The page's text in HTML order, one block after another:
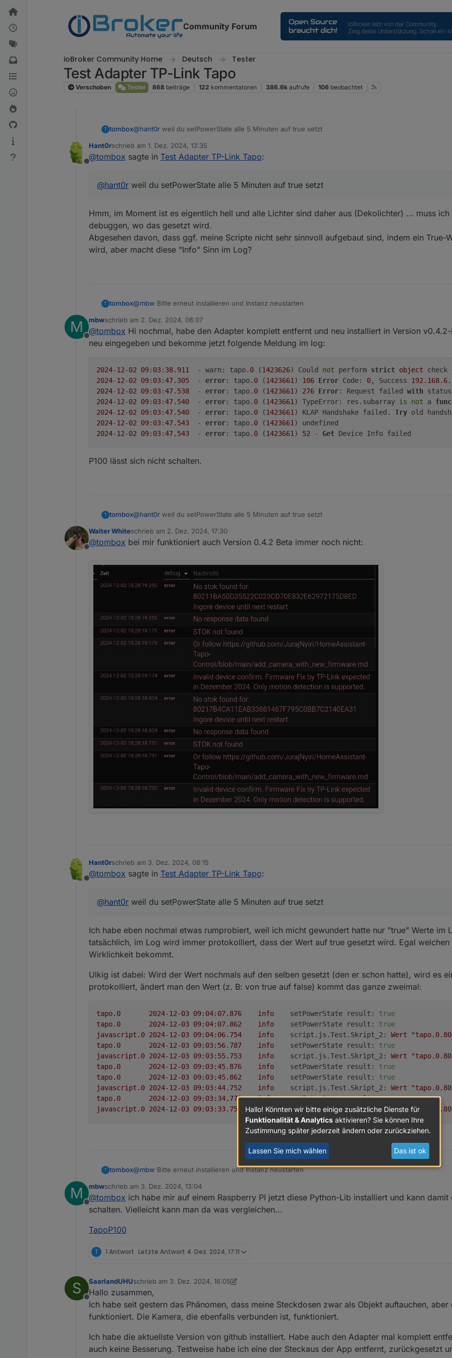
Weiter zum Inhalt
Community Forum
ioBroker Community Home Deutsch Tester
Test Adapter TP-Link Tapo
Verschoben Tester 868 beiträge 122 kommentatoren 386.6k aufrufe 106 beobachtet
T tombox@hant0r weil du setPowerState alle 5 Minuten auf true setzt
Offline
Hant0rschrieb am 1. Dez. 2024, 13:35
zuletzt editiert von
@tombox sagte in Test Adapter TP-Link Tapo:
@hant0r weil du setPowerState alle 5 Minuten auf true setzt
Hmm, im Moment ist es eigentlich hell und alle Lichter sind daher aus (Dekolichter) ... muss
debuggen, wo das gesetzt wird.
Abgesehen davon, dass ggf. meine Scripte nicht sehr sinnvoll aufgebaut sind, indem ein True-
wird, aber macht diese "Info" Sinn im Log?
T tombox@mbw Bitte erneut installieren und Instanz neustarten
M
Offline
mbwschrieb am 2. Dez. 2024, 08:07
zuletzt editiert von
@tombox Hi nochmal, habe den Adapter komplett entfernt und neu installiert in Version
neu eingegeben und bekomme jetzt folgende Meldung im log:
2024-12-02 09: 03: 38.911
  - warn: tapo.
0 (1423626) Could not perform strict object check
2024-12-02 09: 03:47.305
  -
error: tapo. 0 (1423661 ) 106 Error Code: 0, Success 192.168.
2024-12-02 09: 03:47.538
  -
error: tapo. 0 (1423661 ) 276 Error: Request failed with
2024-12-02 09: 03:47.540
  -
error: tapo. 0 (1423661 ) TypeError: res.subarray is not a
2024-12-02 09: 03:47.540
  -
error: tapo. 0 (1423661 ) KLAP Handshake failed. Try
2024-12-02 09: 03:47.543
  -
error: tapo. 0 (1423661
2024-12-02 09: 03:47.543
  -
error: tapo. 0 (1423661 ) 52 - Get
P100 lässt sich nicht schalten.
T tombox@hant0r weil du setPowerState alle 5 Minuten auf true setzt
Offline
Walter Whiteschrieb am 2. Dez. 2024, 17:30
zuletzt editiert von
@tombox bei mir funktioniert auch Version 0.4.2 Beta immer noch nicht:
Offline
Hant0rschrieb am 3. Dez. 2024, 08:15
zuletzt editiert von
@tombox sagte in Test Adapter TP-Link Tapo:
@hant0r weil du setPowerState alle 5 Minuten auf true setzt
Ich habe eben nochmal etwas rumprobiert, weil ich micht gewundert hatte nur "true" Werte im
tatsächlich, im Log wird immer protokolliert, dass der Wert auf true gesetzt wird. Egal welchen
Wirklichkeit bekommt.
Ulkig ist dabei: Wird der Wert nochmals auf den selben gesetzt (den er schon hatte), wird es
protokolliert, ändert man den Wert (z. B: von true auf false) kommt das ganze zweimal:
tapo.0 info setPowerState result:
true
tapo.0
info setPowerState result:
true
javascript.0
info script.js.Test.Skript_2: Wert
tapo.0
info setPowerState result:
true
javascript.0
info script.js.Test.Skript_2: Wert
tapo.0
info setPowerState result:
true
tapo.0
info setPowerState result:
true
javascript.0
info script.js.Test.Skript_2: Wert
tapo.0
2024-12-03 09:03:34.779 info setPowerState result: true
javascript.0
2024-12-03 09:03:33.752 info script.js.Test.Skript_2: Wert
T tombox@mbw Bitte erneut installieren und Instanz neustarten
M
Offline
mbwschrieb am 3. Dez. 2024, 13:04
zuletzt editiert von
@tombox ich habe mir auf einem Raspberry PI jetzt diese Python-Lib installiert und kann damit
schalten. Vielleicht kann man da was vergleichen...
TapoP100
T 1 Antwort Letzte Antwort 4. Dez. 2024, 17:11
S
Offline
SaarlandUHUschrieb am 3. Dez. 2024, 16:05
zuletzt editiert von SaarlandUHU
Hallo zusammen,
Ich habe seit gestern das Phänomen, dass meine Steckdosen zwar als Objekt auftauchen,
funktioniert. Die Kamera, die ebenfalls verbunden ist, funktioniert.
Ich habe die aktuellste Version von github installiert. Habe auch den Adapter mal komplett
auch keine Besserung. Testweise habe ich eine der Steckaus der App entfernt, zurückgesetzt
Hallo! Könnten wir bitte einige zusätzliche Dienste für
Funktionalität & Analytics aktivieren? Sie können Ihre
Zustimmung später jederzeit ändern oder zurückziehen.
Lassen Sie mich wählen Das ist ok